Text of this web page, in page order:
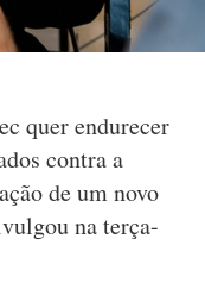
quer endurecer
contra a
de um novo
na terça-